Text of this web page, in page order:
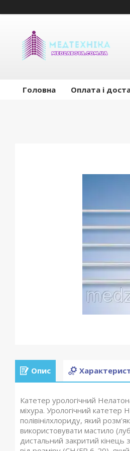
Головна Оплата і
Опис
Катетер урологічний
міхура. Урологічний катетер
полівінілхлориду, який
використовувати мастило
дистальний закритий кінець